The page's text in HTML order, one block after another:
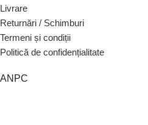
Livrare
Returnări / Schimburi
Termeni și condiții
Politică de confidențialitate
ANPC